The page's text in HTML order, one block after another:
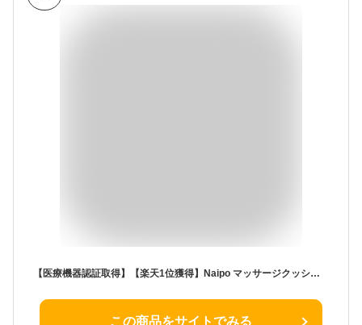
【医療機器認証取得】【楽天1位獲得】Naipo マッサージクッション マッサージ機 腰痛クッション プレゼント マッサージ器 肩こり 肩もみ 首コリ ヒーター付き 温熱 マッサージ枕 マッサージピロー 首 肩 腰 背中 太もも プレゼント
この商品をサイトでみる